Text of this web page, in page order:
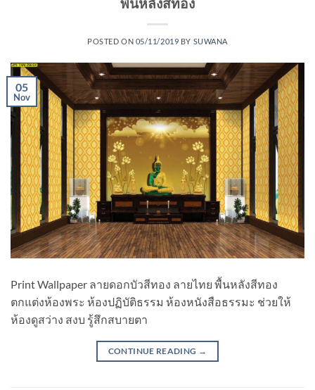
POSTED ON 05/11/2019 BY SUWANA
05
Nov
Print Wallpaper ลายดอกบัวสีทอง ลายไทย พื้นหลังสีทอง
ตกแต่งห้องพระ ห้องปฏิบัติธรรม ห้องหนังสือธรรมะ ช่วยให้
ห้องดูสว่าง สงบ รู้สึกสบายตา
CONTINUE READING →